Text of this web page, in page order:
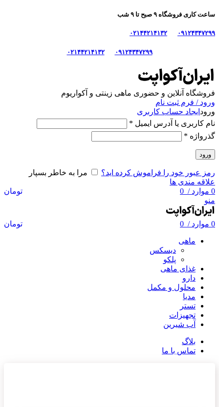
ساعت کاری فروشگاه ۹ صبح تا ۹ شب
۰۹۱۲۴۳۴۷۲۹۹ ۰۲۱۴۴۲۱۴۱۳۲
۰۹۱۲۴۳۴۷۲۹۹ ۰۲۱۴۴۲۱۴۱۳۲
فروشگاه آنلاین و حضوری ماهی‌ زینتی و آکواریوم
ورود / فرم ثبت نام
ورود ایجاد حساب کاربری
نام کاربری یا آدرس ایمیل *
گذرواژه *
ورود
رمز عبور خود را فراموش کرده اید؟
مرا به خاطر بسپار
علاقه مندی ها
0 موارد / تومان
منو
0 موارد / تومان
ماهی
دیسکس
پلکو
غذای ماهی
دارو
محلول و مکمل
مدیا
تستر
تجهیزات
آب شیرین
بلاگ
تماس با ما